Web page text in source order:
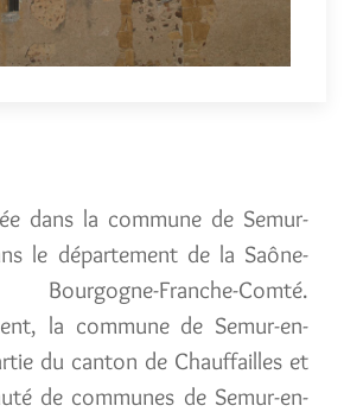
dans la commune de Semur-
le département de la Saône-
Franche-Comté.
la commune de Semur-en-
du canton de Chauffailles et
de communes de Semur-en-